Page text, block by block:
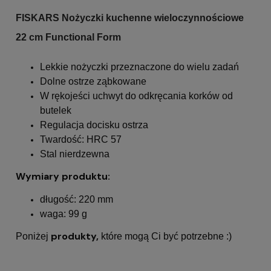
FISKARS Nożyczki kuchenne wieloczynnościowe
22 cm Functional Form
Lekkie nożyczki przeznaczone do wielu zadań
Dolne ostrze ząbkowane
W rękojeści uchwyt do odkręcania korków od
butelek
Regulacja docisku ostrza
Twardość: HRC 57
Stal nierdzewna
Wymiary produktu:
długość: 220 mm
waga: 99 g
Poniżej produkty, które mogą Ci być potrzebne :)